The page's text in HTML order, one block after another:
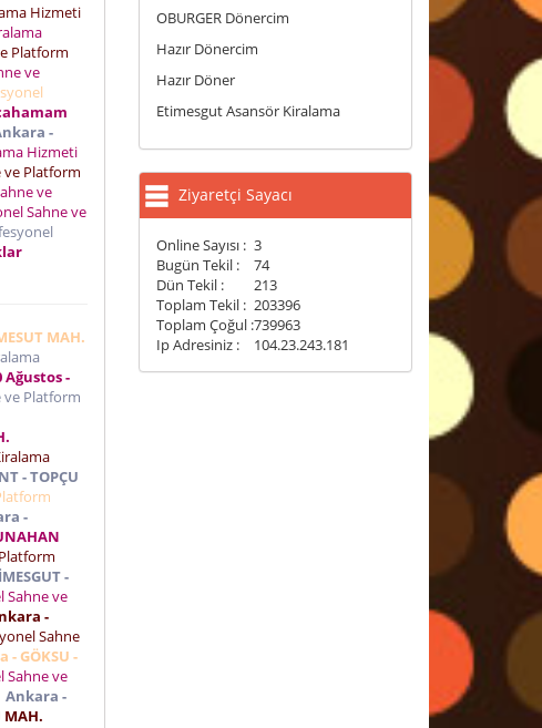
Hizmeti
Platform
ve
-
Hizmeti
ve Platform
ve
Sahne ve
MAH.
Ağustos -
ve Platform
- TOPÇU
-
-
Sahne ve
-
Sahne
- GÖKSU -
Sahne ve
Ankara -
MAH.
OBURGER Dönercim
Hazır Dönercim
Hazır Döner
Etimesgut Asansör Kiralama
Ziyaretçi Sayacı
Online Sayısı : 3
Bugün Tekil :
74
Dün Tekil :
213
Toplam Tekil : 203396
Toplam Çoğul :739963
Ip Adresiniz :
104.23.243.181